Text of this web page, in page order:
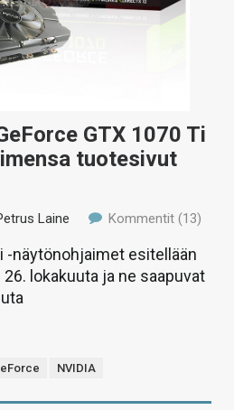
GTX 1070 Ti
tuotesivut
Laine Kommentit (13)
-näytönohjaimet esitellään
lokakuuta ja ne saapuvat
NVIDIA